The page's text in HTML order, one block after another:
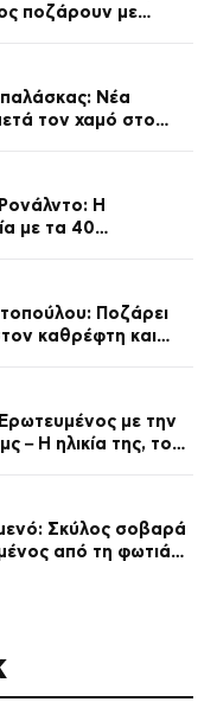
ποζάρουν με
Νέα
τον χαμό στο
Η
με τα 40
Ποζάρει
καθρέφτη και
Ερωτευμένος με την
– Η ηλικία της, το
Σκύλος σοβαρά
από τη φωτιά